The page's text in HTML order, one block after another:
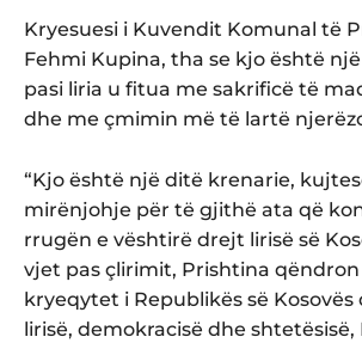
Kryesuesi i Kuvendit Komunal të
Fehmi Kupina, tha se kjo është
pasi liria u fitua me sakrificë të
dhe me çmimin më të lartë
“Kjo është një ditë krenarie,
mirënjohje për të gjithë ata që
rrugën e vështirë drejt lirisë së
vjet pas çlirimit, Prishtina
kryeqytet i Republikës së Kosovës
lirisë, demokracisë dhe